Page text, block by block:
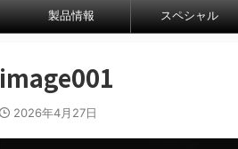
製品情報 スペシャル
image001
2026年4月27日